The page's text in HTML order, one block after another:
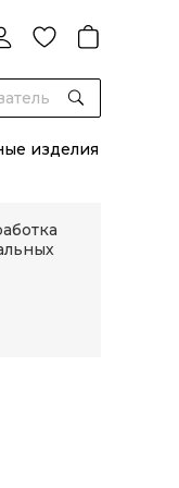
изделия